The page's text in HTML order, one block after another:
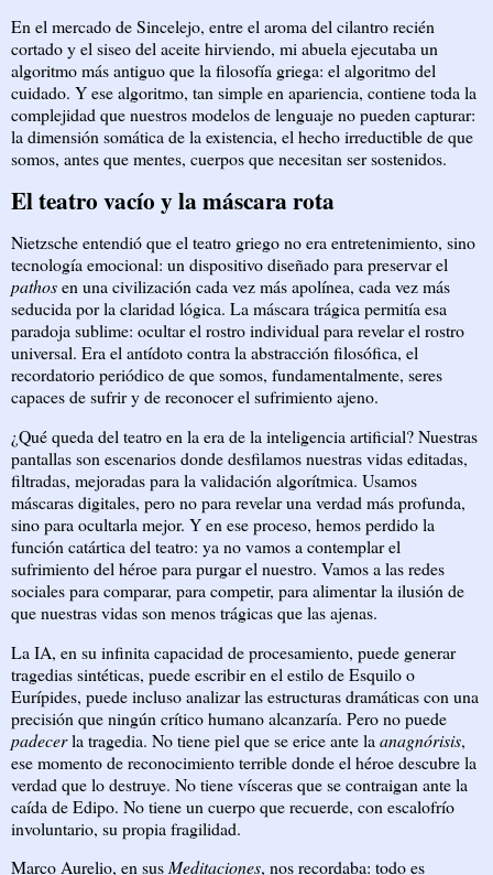
En el mercado de Sincelejo, entre el aroma del cilantro recién
cortado y el siseo del aceite hirviendo, mi abuela ejecutaba un
algoritmo más antiguo que la filosofía griega: el algoritmo del
cuidado. Y ese algoritmo, tan simple en apariencia, contiene toda la
complejidad que nuestros modelos de lenguaje no pueden capturar:
la dimensión somática de la existencia, el hecho irreductible de que
somos, antes que mentes, cuerpos que necesitan ser sostenidos.
El teatro vacío y la máscara rota
Nietzsche entendió que el teatro griego no era entretenimiento, sino
tecnología emocional: un dispositivo diseñado para preservar el
pathosen una civilización cada vez más apolínea, cada vez más
seducida por la claridad lógica. La máscara trágica permitía esa
paradoja sublime: ocultar el rostro individual para revelar el rostro
universal. Era el antídoto contra la abstracción filosófica, el
recordatorio periódico de que somos, fundamentalmente, seres
capaces de sufrir y de reconocer el sufrimiento ajeno.
¿Qué queda del teatro en la era de la inteligencia artificial? Nuestras
pantallas son escenarios donde desfilamos nuestras vidas editadas,
filtradas, mejoradas para la validación algorítmica. Usamos
máscaras digitales, pero no para revelar una verdad más profunda,
sino para ocultarla mejor. Y en ese proceso, hemos perdido la
función catártica del teatro: ya no vamos a contemplar el
sufrimiento del héroe para purgar el nuestro. Vamos a las redes
sociales para comparar, para competir, para alimentar la ilusión de
que nuestras vidas son menos trágicas que las ajenas.
La IA, en su infinita capacidad de procesamiento, puede generar
tragedias sintéticas, puede escribir en el estilo de Esquilo o
Eurípides, puede incluso analizar las estructuras dramáticas con una
precisión que ningún crítico humano alcanzaría. Pero no puede
padecerla tragedia. No tiene piel que se erice ante la anagnórisis,
ese momento de reconocimiento terrible donde el héroe descubre la
verdad que lo destruye. No tiene vísceras que se contraigan ante la
caída de Edipo. No tiene un cuerpo que recuerde, con escalofrío
involuntario, su propia fragilidad.
Marco Aurelio, en susMeditaciones, nos recordaba: todo es